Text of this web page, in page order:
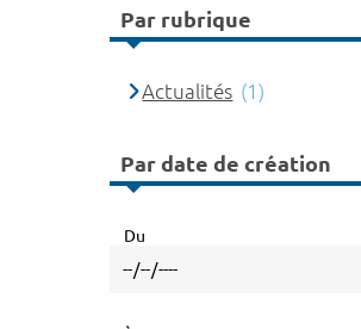
Par rubrique
Actualités (1)
Par date de création
Du